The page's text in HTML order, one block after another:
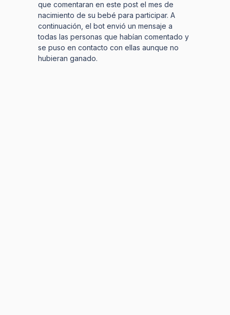
que comentaran en este post el mes de
nacimiento de su bebé para participar. A
continuación, el bot envió un mensaje a
todas las personas que habían comentado y
se puso en contacto con ellas aunque no
hubieran ganado.